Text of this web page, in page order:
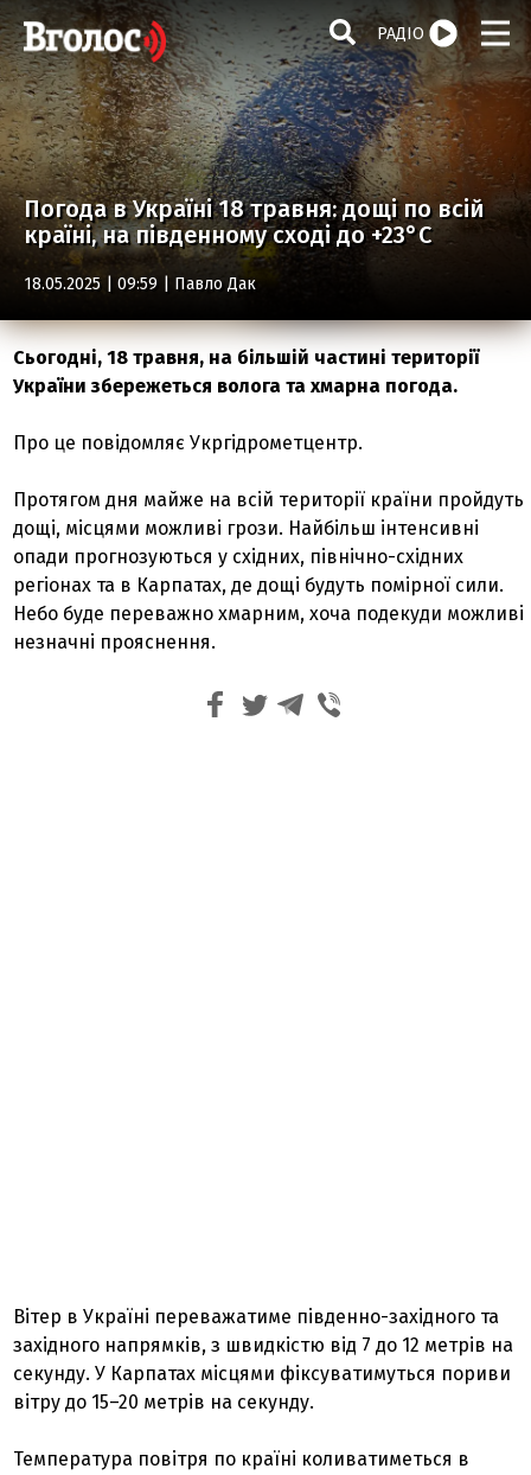
РАДІО
Погода в Україні 18 травня: дощі по всій
країні, на південному сході до +23°С
18.05.2025 | 09:59 | Павло Дак
Сьогодні, 18 травня, на більшій частині території
України збережеться волога та хмарна погода.
Про це повідомляє Укргідрометцентр.
Протягом дня майже на всій території країни пройдуть
дощі, місцями можливі грози. Найбільш інтенсивні
опади прогнозуються у східних, північно-східних
регіонах та в Карпатах, де дощі будуть помірної сили.
Небо буде переважно хмарним, хоча подекуди можливі
незначні прояснення.
Вітер в Україні переважатиме південно-західного та
західного напрямків, з швидкістю від 7 до 12 метрів на
секунду. У Карпатах місцями фіксуватимуться пориви
вітру до 15–20 метрів на секунду.
Температура повітря по країні коливатиметься в